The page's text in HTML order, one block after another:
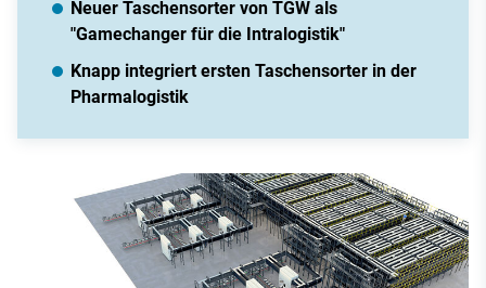
Neuer Taschensorter von TGW als
"Gamechanger für die Intralogistik"
Knapp integriert ersten Taschensorter in der
Pharmalogistik